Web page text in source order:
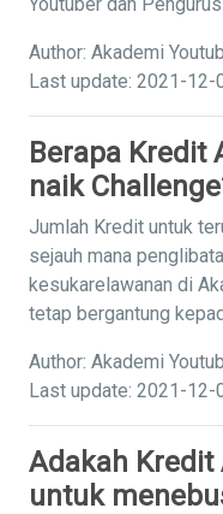
Author: Akademi
Last update: 2021-12-
Berapa Kredit
naik
Jumlah Kredit untuk
sejauh mana
kesukarelawanan di
tetap bergantung
Author: Akademi
Last update: 2021-12-
Adakah Kredit
untuk